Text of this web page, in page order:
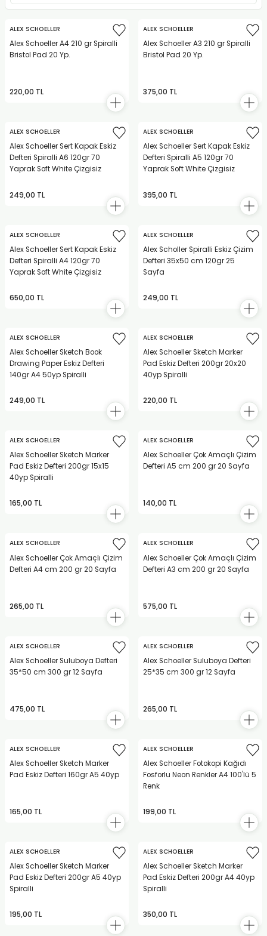
VE UÇLAR (MİN)
KALEMLERİ
ÜRÜNLERİ
ALEX SCHOELLER
Alex Schoeller A4 210 gr Spiralli
Bristol Pad 20 Yp.
220,00 TL
ALEX SCHOELLER
Alex Schoeller A3 210 gr Spiralli
Bristol Pad 20 Yp.
375,00 TL
ALEX SCHOELLER
Alex Schoeller Sert Kapak Eskiz
Defteri Spiralli A6 120gr 70
Yaprak Soft White Çizgisiz
249,00 TL
ALEX SCHOELLER
Alex Schoeller Sert Kapak Eskiz
Defteri Spiralli A5 120gr 70
Yaprak Soft White Çizgisiz
395,00 TL
ALEX SCHOELLER
Alex Schoeller Sert Kapak Eskiz
Defteri Spiralli A4 120gr 70
Yaprak Soft White Çizgisiz
650,00 TL
ALEX SCHOELLER
Alex Scholler Spiralli Eskiz Çizim
Defteri 35x50 cm 120gr 25
Sayfa
249,00 TL
ALEX SCHOELLER
Alex Schoeller Sketch Book
Drawing Paper Eskiz Defteri
140gr A4 50yp Spiralli
249,00 TL
ALEX SCHOELLER
Alex Schoeller Sketch Marker
Pad Eskiz Defteri 200gr 20x20
40yp Spiralli
220,00 TL
ALEX SCHOELLER
Alex Schoeller Sketch Marker
Pad Eskiz Defteri 200gr 15x15
40yp Spiralli
165,00 TL
ALEX SCHOELLER
Alex Schoeller Çok Amaçlı Çizim
Defteri A5 cm 200 gr 20 Sayfa
140,00 TL
ALEX SCHOELLER
Alex Schoeller Çok Amaçlı Çizim
Defteri A4 cm 200 gr 20 Sayfa
265,00 TL
ALEX SCHOELLER
Alex Schoeller Çok Amaçlı Çizim
Defteri A3 cm 200 gr 20 Sayfa
575,00 TL
ALEX SCHOELLER
Alex Schoeller Suluboya Defteri
35*50 cm 300 gr 12 Sayfa
475,00 TL
ALEX SCHOELLER
Alex Schoeller Suluboya Defteri
25*35 cm 300 gr 12 Sayfa
265,00 TL
ALEX SCHOELLER
Alex Schoeller Sketch Marker
Pad Eskiz Defteri 160gr A5 40yp
165,00 TL
ALEX SCHOELLER
Alex Schoeller Fotokopi Kağıdı
Fosforlu Neon Renkler A4 100'lü 5
Renk
199,00 TL
ALEX SCHOELLER
Alex Schoeller Sketch Marker
Pad Eskiz Defteri 200gr A5 40yp
Spiralli
195,00 TL
ALEX SCHOELLER
Alex Schoeller Sketch Marker
Pad Eskiz Defteri 200gr A4 40yp
Spiralli
350,00 TL